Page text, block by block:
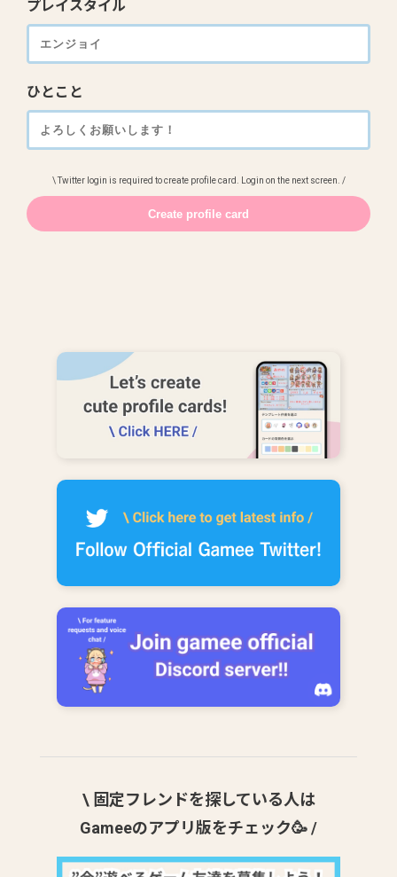
プレイスタイル
ひとこと
\ Twitter login is required to create profile card. Login on the next screen. /
\ 固定フレンドを探している人は
Gameeのアプリ版をチェック🥳 /